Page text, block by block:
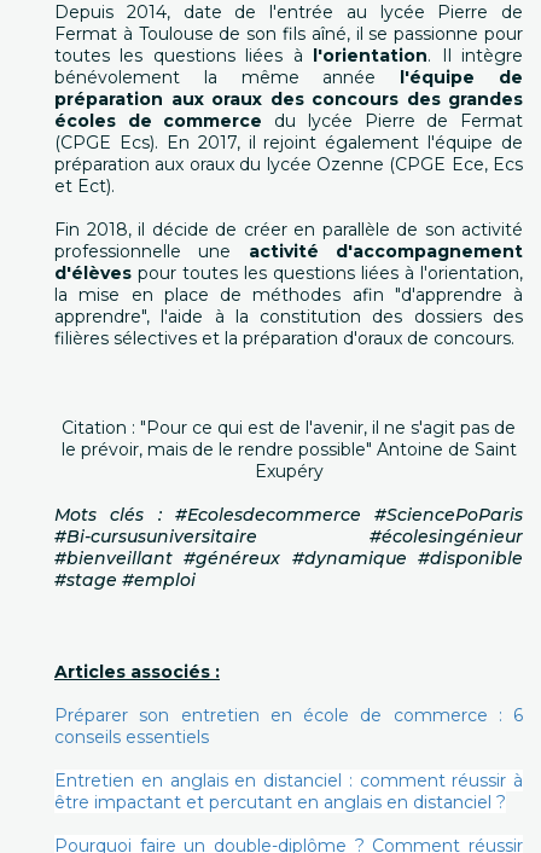
Depuis 2014, date de l'entrée au lycée Pierre de
Fermat à Toulouse de son fils aîné, il se passionne pour
toutes les questions liées à l'orientation. Il intègre
bénévolement la même année l'équipe de
préparation aux oraux des concours des grandes
écoles de commerce du lycée Pierre de Fermat
(CPGE Ecs). En 2017, il rejoint également l'équipe de
préparation aux oraux du lycée Ozenne (CPGE Ece, Ecs
et Ect).
Fin 2018, il décide de créer en parallèle de son activité
professionnelle une activité d'accompagnement
d'élèves pour toutes les questions liées à l'orientation,
la mise en place de méthodes afin "d'apprendre à
apprendre", l'aide à la constitution des dossiers des
filières sélectives et la préparation d'oraux de concours.
Citation : "Pour ce qui est de l'avenir, il ne s'agit pas de
le prévoir, mais de le rendre possible" Antoine de Saint
Exupéry
Mots clés : #Ecolesdecommerce #SciencePoParis
#Bi-cursusuniversitaire #écolesingénieur
#bienveillant #généreux #dynamique #disponible
#stage #emploi
Articles associés :
Préparer son entretien en école de commerce : 6
conseils essentiels
Entretien en anglais en distanciel : comment réussir à
être impactant et percutant en anglais en distanciel ?
Pourquoi faire un double-diplôme ? Comment réussir